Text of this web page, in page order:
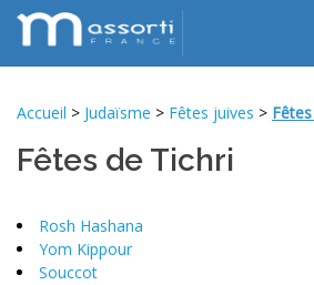
Accueil > Judaïsme > Fêtes juives >
Fêtes de Tichri
Rosh Hashana
Yom Kippour
Souccot